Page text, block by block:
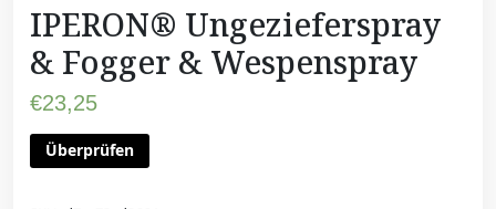
IPERON® Ungezieferspray
& Fogger & Wespenspray
€23,25
Überprüfen